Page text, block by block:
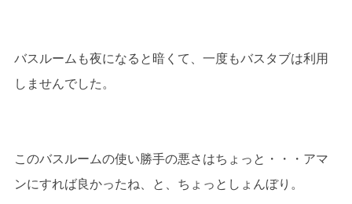
バスルームも夜になると暗くて、一度もバスタブは利用
しませんでした。
このバスルームの使い勝手の悪さはちょっと・・・アマ
ンにすれば良かったね、と、ちょっとしょんぼり。